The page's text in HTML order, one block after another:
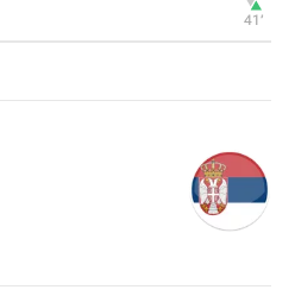
41‎’‎